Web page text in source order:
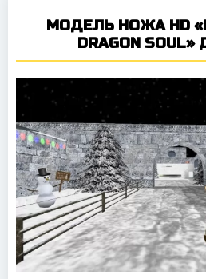
МОДЕЛЬ НОЖА HD
DRAGON SOUL»